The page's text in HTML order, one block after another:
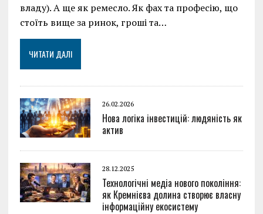
владу). А ще як ремесло. Як фах та професію, що
стоїть вище за ринок, гроші та…
ЧИТАТИ ДАЛІ
26.02.2026
Нова логіка інвестицій: людяність як
актив
28.12.2025
Технологічні медіа нового покоління:
як Кремнієва долина створює власну
інформаційну екосистему